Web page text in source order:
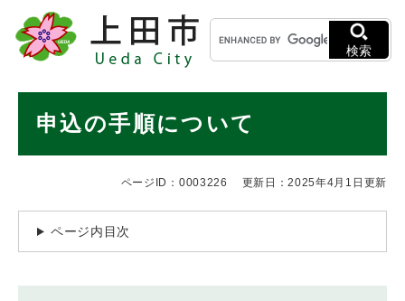
メニューを飛ばして本文へ
キ
ー
ワ
検
検索
申込の手順について
ページID：0003226 更新日：2025年4月1日更新
ページ内目次